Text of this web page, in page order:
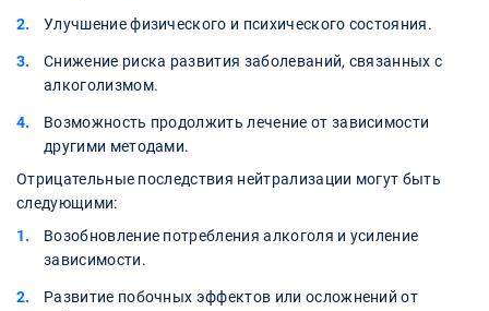
Улучшение физического и психического состояния.
Снижение риска развития заболеваний, связанных с
алкоголизмом.
Возможность продолжить лечение от зависимости
другими методами.
Отрицательные последствия нейтрализации могут быть
следующими:
Возобновление потребления алкоголя и усиление
зависимости.
Развитие побочных эффектов или осложнений от